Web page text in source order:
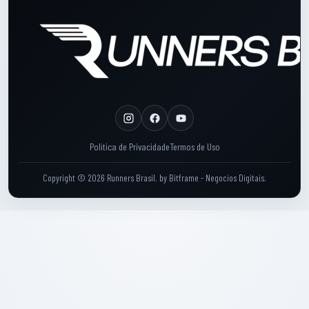
Rodape: Links legais
Politica de PrivacidadeTermos de Uso
Copyright © 2026 Runners Brasil. by Bitframe - Negocios Digitais.